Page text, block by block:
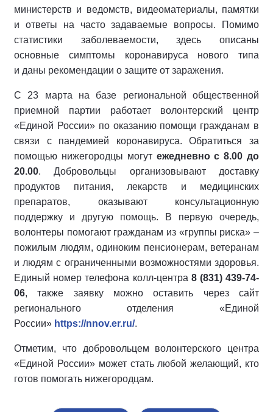
министерств и ведомств, видеоматериалы, памятки
и ответы на часто задаваемые вопросы. Помимо
статистики заболеваемости, здесь описаны
основные симптомы коронавируса нового типа
и даны рекомендации о защите от заражения.
С 23 марта на базе региональной общественной
приемной партии работает волонтерский центр
«Единой России» по оказанию помощи гражданам в
связи с пандемией коронавируса. Обратиться за
помощью нижегородцы могут ежедневно с 8.00 до
20.00. Добровольцы организовывают доставку
продуктов питания, лекарств и медицинских
препаратов, оказывают консультационную
поддержку и другую помощь. В первую очередь,
волонтеры помогают гражданам из «группы риска» –
пожилым людям, одиноким пенсионерам, ветеранам
и людям с ограниченными возможностями здоровья.
Единый номер телефона колл-центра 8 (831) 439-74-
06, также заявку можно оставить через сайт
регионального отделения «Единой
России» https://nnov.er.ru/.
Отметим, что добровольцем волонтерского центра
«Единой России» может стать любой желающий, кто
готов помогать нижегородцам.